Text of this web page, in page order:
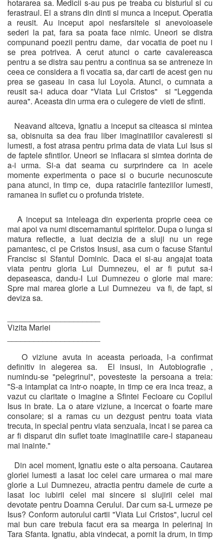
hotararea sa. Medicii s-au pus pe treaba cu bisturiul si cu
ferastraul. El a strans din dinti si munca a inceput. Operatia
a reusit. Au inceput apoi nesfarsitele si anevoioasele
sederi la pat, fara sa poata face nimic. Uneori se distra
compunand poezii pentru dame, dar vocatia de poet nu i
se prea potrivea. A cerut atunci o carte cavalereasca
pentru a se distra sau pentru a continua sa se antreneze in
ceea ce considera a fi vocatia sa, dar carti de acest gen nu
prea se gaseau in casa lui Loyola. Atunci, o cumnata a
reusit sa-i aduca doar "Viata Lui Cristos" si "Leggenda
aurea". Aceasta din urma era o culegere de vieti de sfinti.
Neavand altceva, Ignatiu a inceput sa citeasca si mintea
sa, obisnuita sa dea frau liber imaginatiilor cavaleresti si
lumesti, a fost atrasa pentru prima data de viata Lui Isus si
de faptele sfintilor. Uneori se inflacara si simtea dorinta de
a-i urma. Si-a dat seama cu surprindere ca in acele
momente experimenta o pace si o bucurie necunoscute
pana atunci, in timp ce, dupa ratacirile fanteziilor lumesti,
ramanea in suflet cu o profunda tristete.
A inceput sa inteleaga din experienta proprie ceea ce
mai apoi va numi discernamantul spiritelor. Dupa o lunga si
matura reflectie, a luat decizia de a sluji nu un rege
pamantesc, ci pe Cristos Insusi, asa cum o facuse Sfantul
Francisc si Sfantul Dominic. Daca ei si-au angajat toata
viata pentru gloria Lui Dumnezeu, el ar fi putut sa-i
depaseasca, dandu-I Lui Dumnezeu o glorie mai mare:
Spre mai marea glorie a Lui Dumnezeu va fi, de fapt, si
deviza sa.
Vizita Mariei
O viziune avuta in aceasta perioada, l-a confirmat
definitiv in alegerea sa. El insusi, in Autobiografie ,
numindu-se "pelegrinul", povesteste la persoana a treia:
"S-a intamplat ca intr-o noapte, in timp ce era inca treaz, a
vazut cu claritate o imagine a Sfintei Fecioare cu Copilul
Isus in brate. La o atare viziune, a incercat o foarte mare
consolare; si a ramas cu un dezgust pentru toata viata
trecuta, in special pentru viata senzuala, incat i se parea ca
ar fi disparut din suflet toate imaginatiile care-l stapaneau
mai inainte."
Din acel moment, Ignatiu este o alta persoana. Cautarea
gloriei lumesti a lasat loc celei care urmarea o mai mare
glorie a Lui Dumnezeu, atractia pentru damele de curte a
lasat loc iubirii celei mai sincere si slujirii celei mai
devotate pentru Doamna Cerului. Dar cum sa-L urmeze pe
Isus? Conform autorului cartii "Viata Lui Cristos", lucrul cel
mai bun care trebuia facut era sa mearga in pelerinaj in
Tara Sfanta. Ignatiu, abia vindecat, a pornit la drum, in timp